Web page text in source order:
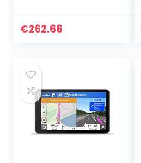
personnalisé pour
Monde, alerte des
zones de danger,
mises à jour
rapides via Wi-Fi
€262.66